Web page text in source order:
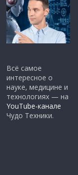
Всё самое
интересное о
науке, медицине и
технологиях — на
YouTube-канале
Чудо Техники.